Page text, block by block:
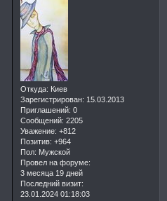
Откуда: Киев
Зарегистрирован: 15.03.2013
Приглашений: 0
Сообщений: 2205
Уважение: +812
Позитив: +964
Пол: Мужской
Провел на форуме:
3 месяца 19 дней
Последний визит:
23.01.2024 01:18:03